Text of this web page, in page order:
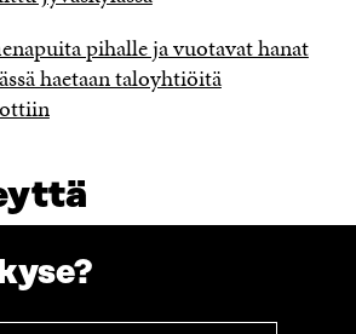
pihalle ja vuotavat hanat
haetaan taloyhtiöitä